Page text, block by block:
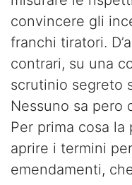
convincere gli
franchi tiratori.
contrari, su una
scrutinio segreto
Nessuno sa pero
Per prima cosa
aprire i termini
emendamenti,